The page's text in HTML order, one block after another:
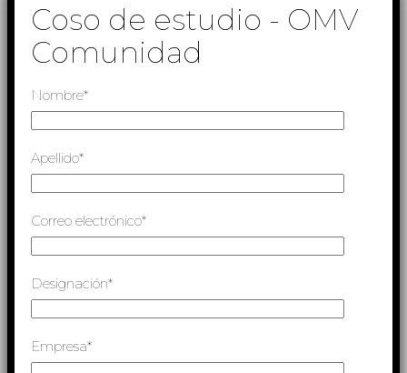
Coso de estudio - OMV
Comunidad
Nombre*
Apellido*
Correo electrónico*
Designación*
Empresa*